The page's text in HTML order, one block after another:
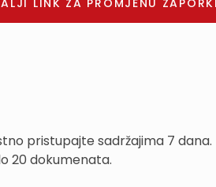
pristupajte sadržajima 7 dana.
20 dokumenata.